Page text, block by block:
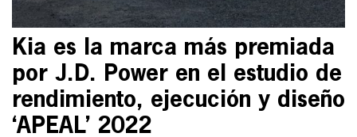
Kia es la marca más premiada
por J.D. Power en el estudio de
rendimiento, ejecución y diseño
‘APEAL’ 2022